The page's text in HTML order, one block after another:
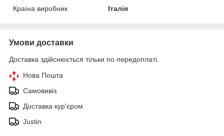
Країна виробник
Італія
Умови доставки
Доставка здійснюється тільки по передоплаті.
Нова Пошта
Самовивіз
Доставка кур'єром
Justin